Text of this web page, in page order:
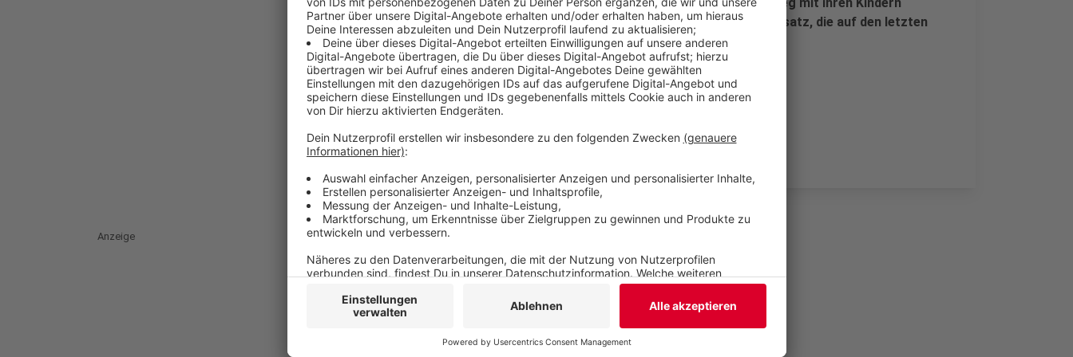
zusammen üben. An vielen Schulen sind Schülerlotsen im Einsatz, die auf den letzten
Metern helfen.
Veröffentlicht:Donnerstag, 19.08.2021 06:38
Anzeige
Anzeige